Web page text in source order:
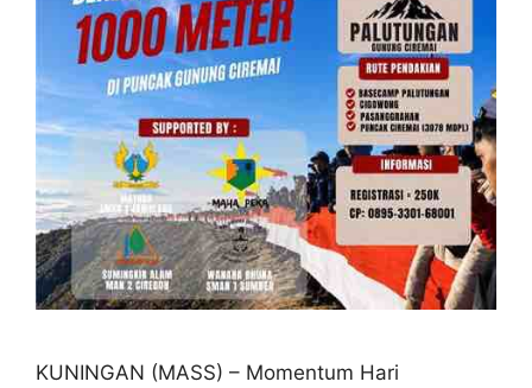
KUNINGAN (MASS) – Momentum Hari